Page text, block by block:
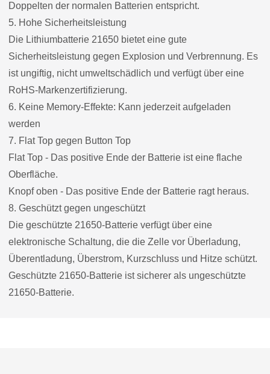
Doppelten der normalen Batterien entspricht.
5. Hohe Sicherheitsleistung
Die Lithiumbatterie 21650 bietet eine gute
Sicherheitsleistung gegen Explosion und Verbrennung. Es
ist ungiftig, nicht umweltschädlich und verfügt über eine
RoHS-Markenzertifizierung.
6. Keine Memory-Effekte: Kann jederzeit aufgeladen
werden
7. Flat Top gegen Button Top
Flat Top - Das positive Ende der Batterie ist eine flache
Oberfläche.
Knopf oben - Das positive Ende der Batterie ragt heraus.
8. Geschützt gegen ungeschützt
Die geschützte 21650-Batterie verfügt über eine
elektronische Schaltung, die die Zelle vor Überladung,
Überentladung, Überstrom, Kurzschluss und Hitze schützt.
Geschützte 21650-Batterie ist sicherer als ungeschützte
21650-Batterie.